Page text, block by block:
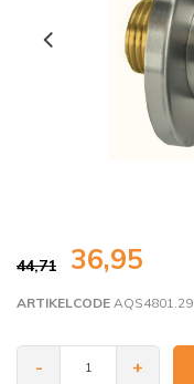
44,71 36,95
ARTIKELCODE AQS4801.29
- +